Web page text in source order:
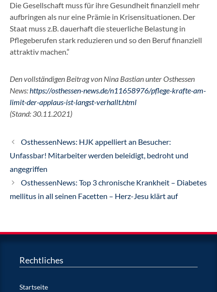
Die Gesellschaft muss für ihre Gesundheit finanziell mehr
aufbringen als nur eine Prämie in Krisensituationen. Der
Staat muss z.B. dauerhaft die steuerliche Belastung in
Pflegeberufen stark reduzieren und so den Beruf finanziell
attraktiv machen.“
Den vollständigen Beitrag von Nina Bastian unter Osthessen
News:https://osthessen-news.de/n11658976/pflege-krafte-am-
limit-der-applaus-ist-langst-verhallt.html
(Stand: 30.11.2021)
OsthessenNews: HJK appelliert an Besucher:
Unfassbar! Mitarbeiter werden beleidigt, bedroht und
angegriffen
OsthessenNews: Top 3 chronische Krankheit – Diabetes
mellitus in all seinen Facetten – Herz-Jesu klärt auf
Rechtliches
Startseite